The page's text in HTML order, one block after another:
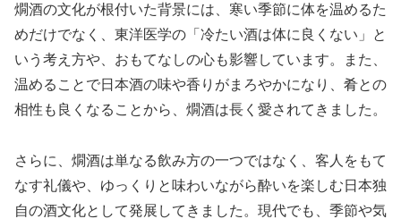
燗酒の文化が根付いた背景には、寒い季節に体を温めるた
めだけでなく、東洋医学の「冷たい酒は体に良くない」と
いう考え方や、おもてなしの心も影響しています。また、
温めることで日本酒の味や香りがまろやかになり、肴との
相性も良くなることから、燗酒は長く愛されてきました。
さらに、燗酒は単なる飲み方の一つではなく、客人をもて
なす礼儀や、ゆっくりと味わいながら酔いを楽しむ日本独
自の酒文化として発展してきました。現代でも、季節や気